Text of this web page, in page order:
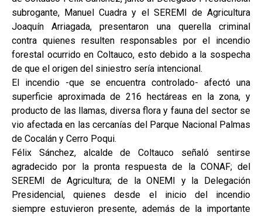
subrogante, Manuel Cuadra y el SEREMI de Agricultura
Joaquín Arriagada, presentaron una querella criminal
contra quienes resulten responsables por el incendio
forestal ocurrido en Coltauco, esto debido a la sospecha
de que el origen del siniestro sería intencional.
El incendio -que se encuentra controlado- afectó una
superficie aproximada de 216 hectáreas en la zona, y
producto de las llamas, diversa flora y fauna del sector se
vio afectada en las cercanías del Parque Nacional Palmas
de Cocalán y Cerro Poqui.
Félix Sánchez, alcalde de Coltauco señaló sentirse
agradecido por la pronta respuesta de la CONAF; del
SEREMI de Agricultura; de la ONEMI y la Delegación
Presidencial, quienes desde el inicio del incendio
siempre estuvieron presente, además de la importante